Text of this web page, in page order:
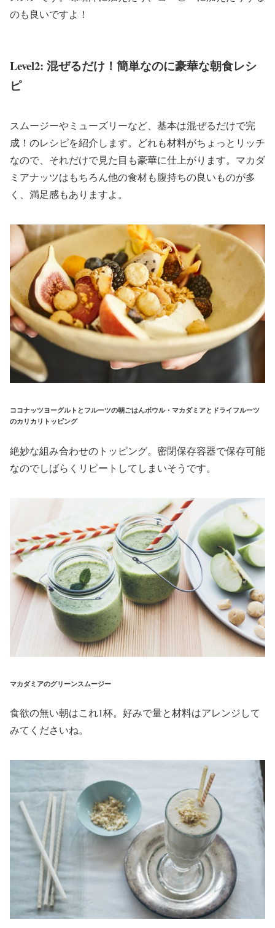
のも良いですよ！
Level2: 混ぜるだけ！簡単なのに豪華な朝食レシ
ピ
スムージーやミューズリーなど、基本は混ぜるだけで完
成！のレシピを紹介します。どれも材料がちょっとリッチ
なので、それだけで見た目も豪華に仕上がります。マカダ
ミアナッツはもちろん他の食材も腹持ちの良いものが多
く、満足感もありますよ。
ココナッツヨーグルトとフルーツの朝ごはんボウル・マカダミアとドライフルーツ
のカリカリトッピング
絶妙な組み合わせのトッピング。密閉保存容器で保存可能
なのでしばらくリピートしてしまいそうです。
マカダミアのグリーンスムージー
食欲の無い朝はこれ1杯。好みで量と材料はアレンジして
みてくださいね。